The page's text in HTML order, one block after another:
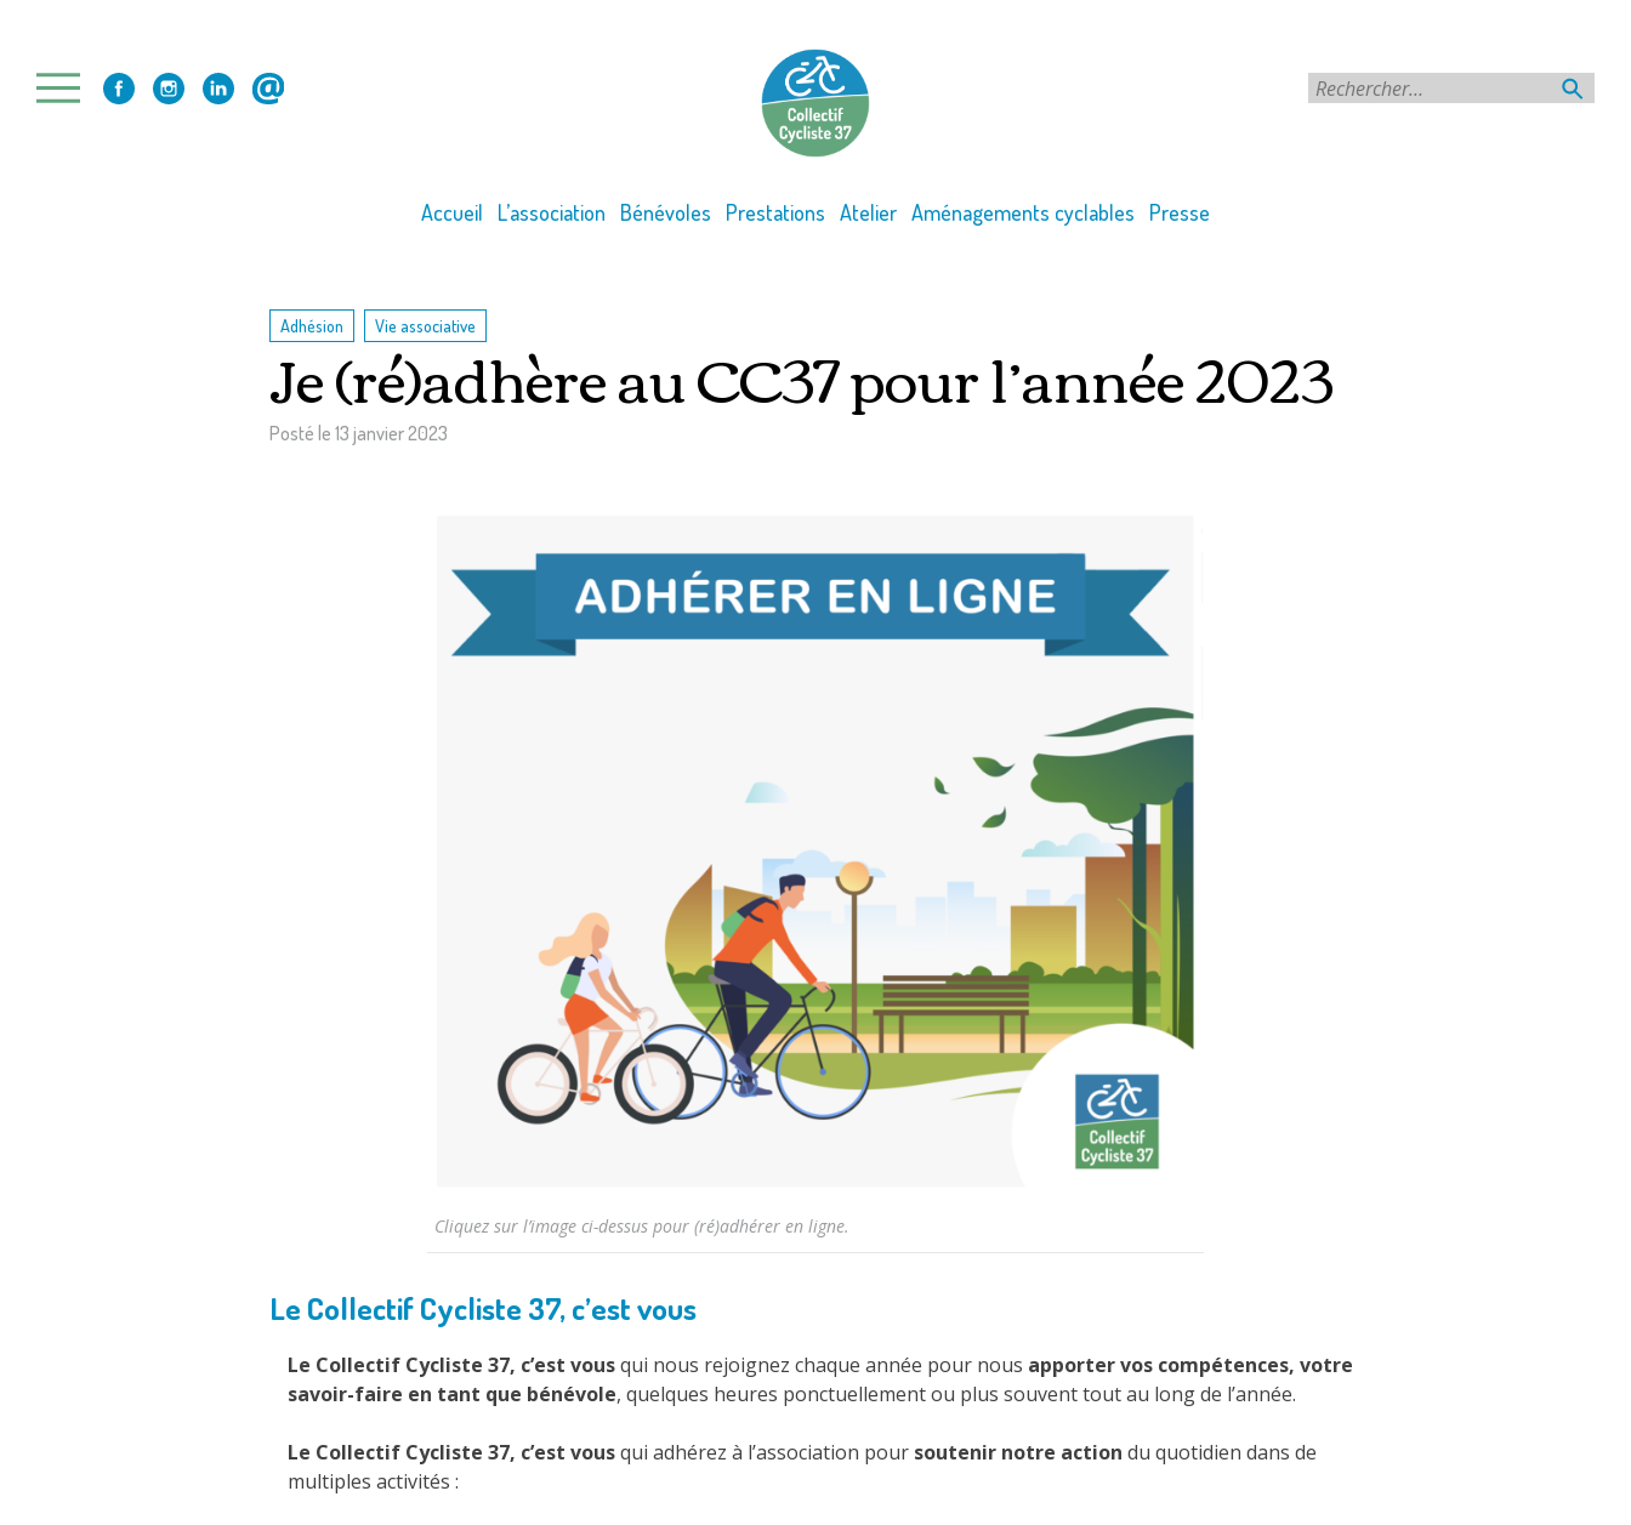
content
Accueil L’association Bénévoles Prestations Atelier Aménagements cyclables Presse
Adhésion Vie associative
Je (ré)adhère au CC37 pour l’année 2023
Posté le 13 janvier 2023
Cliquez sur l’image ci-dessus pour (ré)adhérer en ligne.
Le Collectif Cycliste 37, c’est vous
Le Collectif Cycliste 37, c’est vousqui nous rejoignez chaque année pour nous apporter vos compétences, votre
savoir-faire en tant que bénévole, quelques heures ponctuellement ou plus souvent tout au long de l’année.
Le Collectif Cycliste 37, c’est vousqui adhérez à l’association pour soutenir notre action du quotidien dans de
multiples activités :